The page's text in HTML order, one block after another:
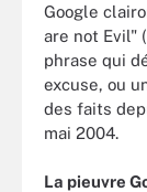
Google
are not Evil"
phrase qui
excuse, ou
des faits
mai 2004.
La pieuvre